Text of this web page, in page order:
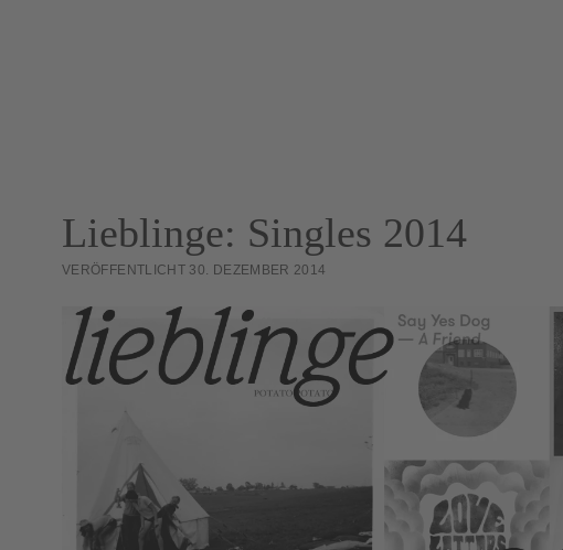
Lieblinge: Singles 2014
VERÖFFENTLICHT 30. DEZEMBER 2014